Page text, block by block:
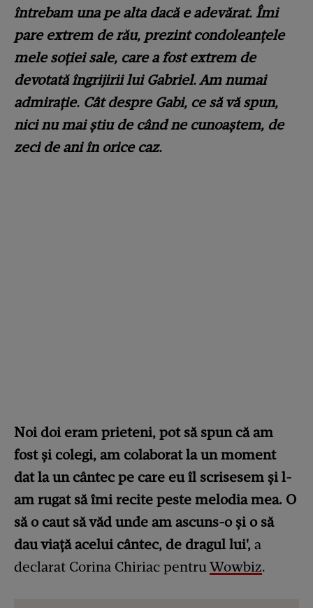
întrebam una pe alta dacă e adevărat. Îmi
pare extrem de rău, prezint condoleanțele
mele soției sale, care a fost extrem de
devotată îngrijirii lui Gabriel. Am numai
admirație. Cât despre Gabi, ce să vă spun,
nici nu mai știu de când ne cunoaștem, de
zeci de ani în orice caz.
Noi doi eram prieteni, pot să spun că am
fost și colegi, am colaborat la un moment
dat la un cântec pe care eu îl scrisesem și l-
am rugat să îmi recite peste melodia mea. O
să o caut să văd unde am ascuns-o și o să
dau viață acelui cântec, de dragul lui', a
declarat Corina Chiriac pentruWowbiz.